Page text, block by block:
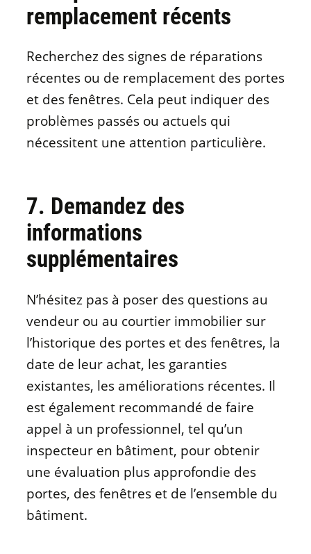
remplacement récents
Recherchez des signes de réparations
récentes ou de remplacement des portes
et des fenêtres. Cela peut indiquer des
problèmes passés ou actuels qui
nécessitent une attention particulière.
7. Demandez des
informations
supplémentaires
N’hésitez pas à poser des questions au
vendeur ou au courtier immobilier sur
l’historique des portes et des fenêtres, la
date de leur achat, les garanties
existantes, les améliorations récentes. Il
est également recommandé de faire
appel à un professionnel, tel qu’un
inspecteur en bâtiment, pour obtenir
une évaluation plus approfondie des
portes, des fenêtres et de l’ensemble du
bâtiment.